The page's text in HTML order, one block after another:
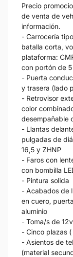
Precio
de venta de
información.
- Carrocería
batalla corta,
plataforma:
con portón de
- Puerta
y trasera (lado
- Retrovisor
color
desempañable
- Llantas
pulgadas de
16,5 y ZHNP
- Faros con
con bombilla
- Pintura solida
- Acabados de
en cuero,
aluminio
- Toma/s de
- Cinco plazas
- Asientos de
(material